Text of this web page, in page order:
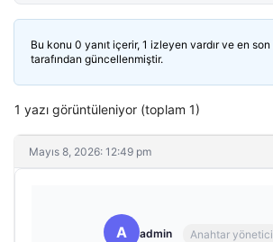
Bu konu 0 yanıt içerir, 1 izleyen vardır ve en son
tarafından güncellenmiştir.
1 yazı görüntüleniyor (toplam 1)
Mayıs 8, 2026: 12:49 pm
A admin Anahtar yönetici